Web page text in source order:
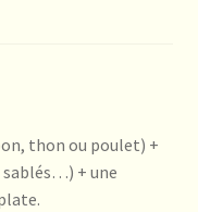
thon ou poulet) +
sablés…) + une